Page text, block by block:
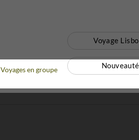
Voyages en groupe
Voyage